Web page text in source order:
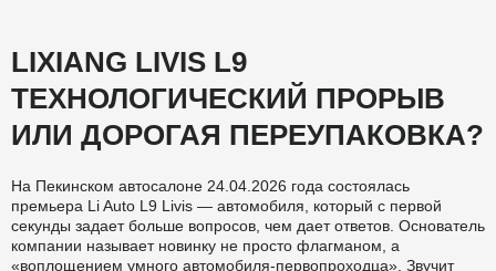
LIXIANG LIVIS L9
ТЕХНОЛОГИЧЕСКИЙ ПРОРЫВ
ИЛИ ДОРОГАЯ ПЕРЕУПАКОВКА?
На Пекинском автосалоне 24.04.2026 года состоялась
премьера Li Auto L9 Livis — автомобиля, который с первой
секунды задает больше вопросов, чем дает ответов. Основатель
компании называет новинку не просто флагманом, а
«воплощением умного автомобиля-первопроходца». Звучит